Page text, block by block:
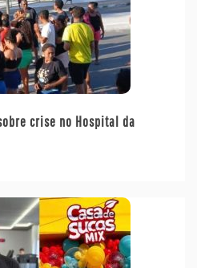
crise no Hospital da